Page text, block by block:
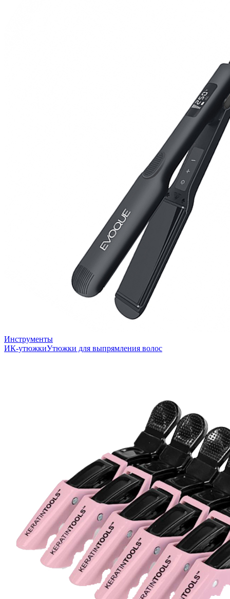
Инструменты
ИК-утюжкиУтюжки для выпрямления волос